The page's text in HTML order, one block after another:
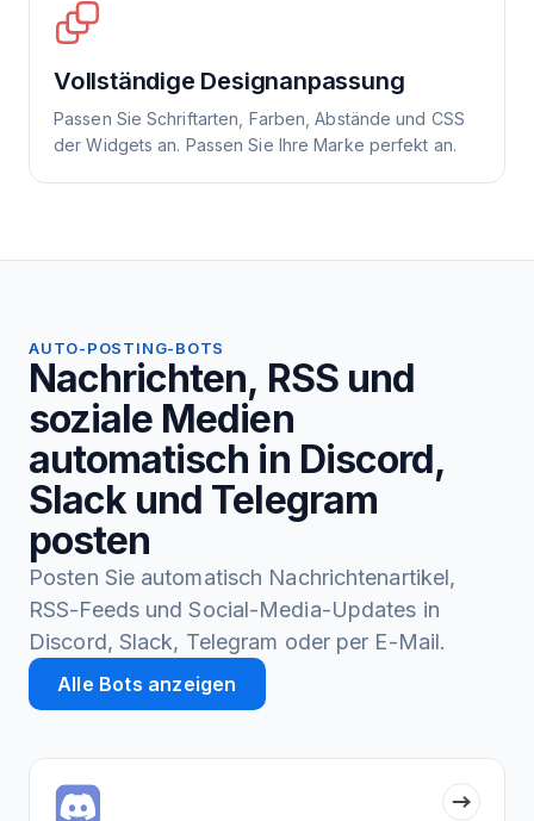
Vollständige Designanpassung
Passen Sie Schriftarten, Farben, Abstände und CSS
der Widgets an. Passen Sie Ihre Marke perfekt an.
AUTO-POSTING-BOTS
Nachrichten, RSS und
soziale Medien
automatisch in Discord,
Slack und Telegram
posten
Posten Sie automatisch Nachrichtenartikel,
RSS-Feeds und Social-Media-Updates in
Discord, Slack, Telegram oder per E-Mail.
Alle Bots anzeigen